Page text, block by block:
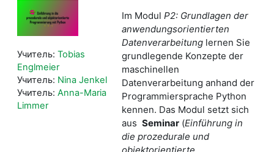
Im Modul P2: Grundlagen der
anwendungsorientierten
Datenverarbeitunglernen Sie
grundlegende Konzepte der
maschinellen
Datenverarbeitung anhand der
Programmiersprache Python
kennen. Das Modul setzt sich
aus Seminar(Einführung in
die prozedurale und
Учитель: Tobias
Englmeier
Учитель: Nina Jenkel
Учитель: Anna-Maria
Limmer